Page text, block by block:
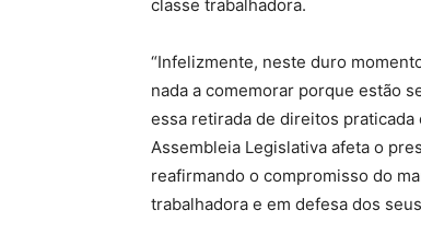
classe trabalhadora.
“Infelizmente, neste duro
nada a comemorar porque estão
essa retirada de direitos
Assembleia Legislativa afeta o
reafirmando o compromisso do
trabalhadora e em defesa dos